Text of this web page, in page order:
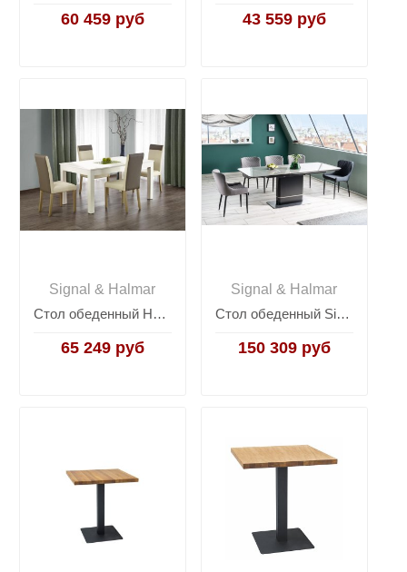
60 459 руб 43 559 руб
Signal & Halmar
Стол обеденный Halmar SEWERYN, раскладной (белый)
65 249 руб
Signal & Halmar
Стол обеденный Signal PALLAS Ceramic 160 раскладной (серый мрамор/черный матовый)
150 309 руб